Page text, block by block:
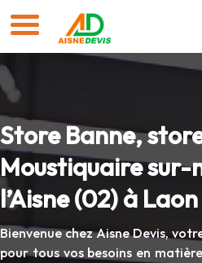
Store Banne,
Moustiquaire sur-
l’Aisne (02) à
Bienvenue chez Aisne Devis,
pour tous vos besoins en